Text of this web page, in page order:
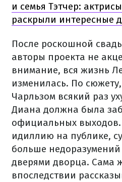
и семья Тэтчер:
раскрыли интересные
После роскошной
авторы проекта не
внимание, вся жизнь
изменилась. По
Чарльзом всякий раз
Диана должна была
официальных выходов.
идиллию на публике,
больше
дверями дворца. Сама
впоследствии